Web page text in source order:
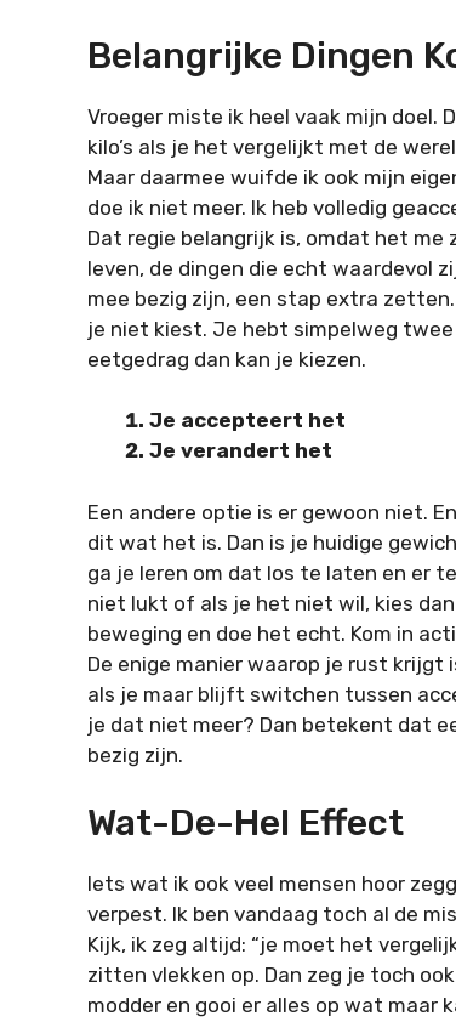
Belangrijke Dingen
Vroeger miste ik heel vaak mijn doel.
kilo’s als je het vergelijkt met de
Maar daarmee wuifde ik ook mijn
doe ik niet meer. Ik heb volledig
Dat regie belangrijk is, omdat het me
leven, de dingen die echt waardevol
mee bezig zijn, een stap extra
je niet kiest. Je hebt simpelweg
eetgedrag dan kan je kiezen.
Je accepteert het
Je verandert het
Een andere optie is er gewoon niet.
dit wat het is. Dan is je huidige
ga je leren om dat los te laten en er
niet lukt of als je het niet wil, kies
beweging en doe het echt. Kom in
De enige manier waarop je rust
als je maar blijft switchen tussen
je dat niet meer? Dan betekent dat
bezig zijn.
Wat-De-Hel Effect
Iets wat ik ook veel mensen hoor
verpest. Ik ben vandaag toch al de
Kijk, ik zeg altijd: “je moet het
zitten vlekken op. Dan zeg je toch
modder en gooi er alles op wat maar